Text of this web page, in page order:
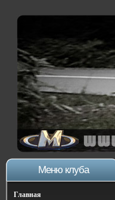
Меню клуба
Главная